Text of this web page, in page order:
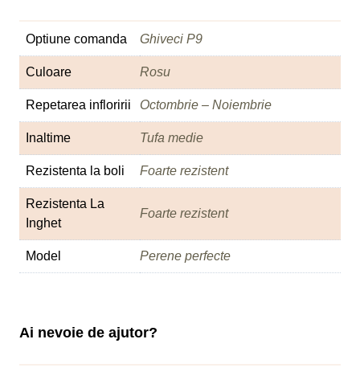
Optiune comanda Ghiveci P9
Culoare Rosu
Repetarea infloririi Octombrie – Noiembrie
Inaltime Tufa medie
Rezistenta la boli Foarte rezistent
Rezistenta La
Inghet
Foarte rezistent
Model Perene perfecte
Ai nevoie de ajutor?